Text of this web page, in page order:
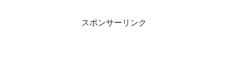
スポンサーリンク